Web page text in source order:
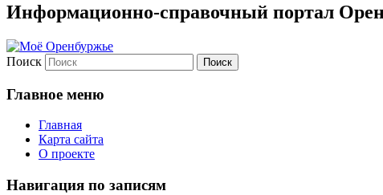
Информационно-справочный портал
Поиск
Главное меню
Главная
Карта сайта
О проекте
Навигация по записям